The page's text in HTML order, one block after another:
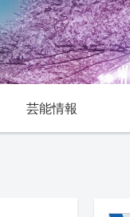
芸能情報